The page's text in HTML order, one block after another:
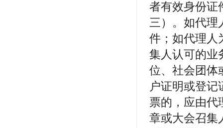
者有效身份证
三）。如代理
件；如代理人
集人认可的业
位、社会团体
户证明或登
票的，应由代
章或大会召集